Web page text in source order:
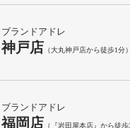
ブランドアドレ
神戸店 （大丸神戸店から徒歩1分）
ブランドアドレ
福岡店 （『岩田屋本店』から徒歩